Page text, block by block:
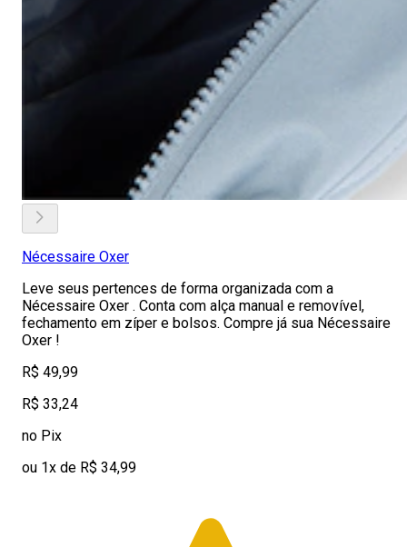
Nécessaire Oxer
Leve seus pertences de forma organizada com a
Nécessaire Oxer . Conta com alça manual e removível,
fechamento em zíper e bolsos. Compre já sua Nécessaire
Oxer !
R$ 49,99
R$ 33,24
no Pix
ou 1x de R$ 34,99